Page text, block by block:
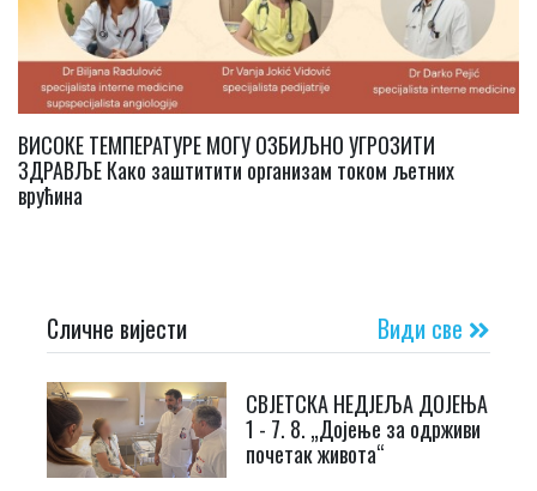
ВИСОКЕ ТЕМПЕРАТУРЕ МОГУ ОЗБИЉНО УГРОЗИТИ
ЗДРАВЉЕ Како заштитити организам током љетних
врућина
Сличне вијести Види све
СВЈЕТСКА НЕДЈЕЉА ДОЈЕЊА
1 - 7. 8. „Дојење за одрживи
почетак живота“